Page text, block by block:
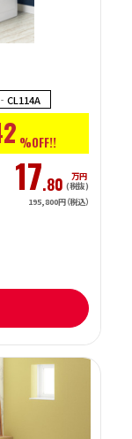
%OFF!!
17.80 万円
(税抜)
195,800円（税込）